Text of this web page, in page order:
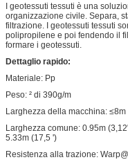
I geotessuti tessuti è una
organizzazione civile. Separa,
filtrazione. I geotessuti tessuti
polipropilene e poi fendendo il
formare i geotessuti.
Dettaglio rapido:
Materiale: Pp
Peso: ² di 390g/m
Larghezza della macchina: ≤8m
Larghezza comune: 0.95m
5.33m (17,5 ')
Resistenza alla trazione: